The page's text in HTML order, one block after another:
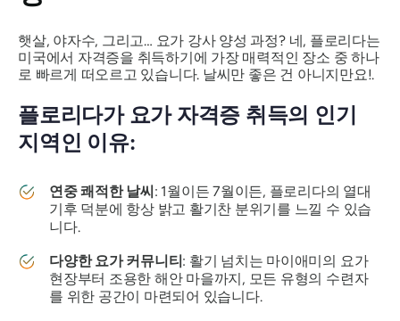
햇살, 야자수, 그리고… 요가 강사 양성 과정? 네, 플로리다는
미국에서 자격증을 취득하기에 가장 매력적인 장소 중 하나
로 빠르게 떠오르고 있습니다. 날씨만 좋은 건 아니지만요!.
플로리다가 요가 자격증 취득의 인기
지역인 이유:
연중 쾌적한 날씨: 1월이든 7월이든, 플로리다의 열대
기후 덕분에 항상 밝고 활기찬 분위기를 느낄 수 있습
니다.
다양한 요가 커뮤니티: 활기 넘치는 마이애미의 요가
현장부터 조용한 해안 마을까지, 모든 유형의 수련자
를 위한 공간이 마련되어 있습니다.